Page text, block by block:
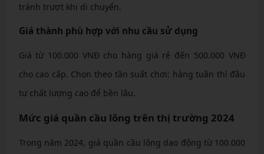
tránh trượt khi di chuyển.
Giá thành phù hợp với nhu cầu sử dụng
Giá từ 100.000 VNĐ cho hàng giá rẻ đến 500.000 VNĐ
cho cao cấp. Chọn theo tần suất chơi: hàng tuần thì đầu
tư chất lượng cao để bền lâu.
Mức giá quần cầu lông trên thị trường 2024
Trong năm 2024, giá quần cầu lông dao động từ 100.000